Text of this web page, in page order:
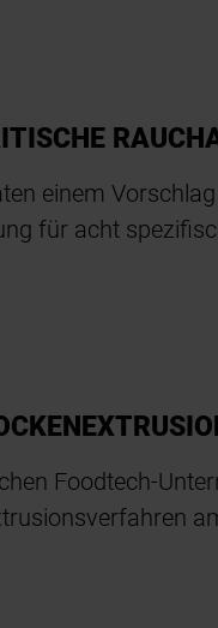
einem
für acht
Foodtech-